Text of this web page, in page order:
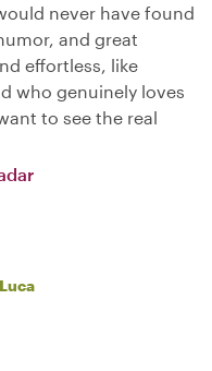
never have found
and great
effortless, like
who genuinely loves
to see the real
Luca